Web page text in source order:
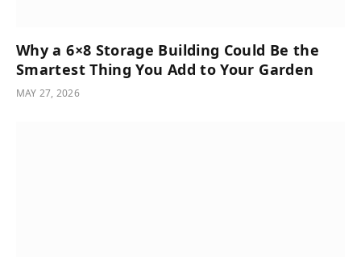
Why a 6×8 Storage Building Could Be the
Smartest Thing You Add to Your Garden
MAY 27, 2026